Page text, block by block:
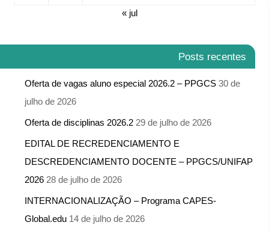
« jul
Posts recentes
Oferta de vagas aluno especial 2026.2 – PPGCS 30 de
julho de 2026
Oferta de disciplinas 2026.2 29 de julho de 2026
EDITAL DE RECREDENCIAMENTO E
DESCREDENCIAMENTO DOCENTE – PPGCS/UNIFAP
2026 28 de julho de 2026
INTERNACIONALIZAÇÃO – Programa CAPES-
Global.edu 14 de julho de 2026